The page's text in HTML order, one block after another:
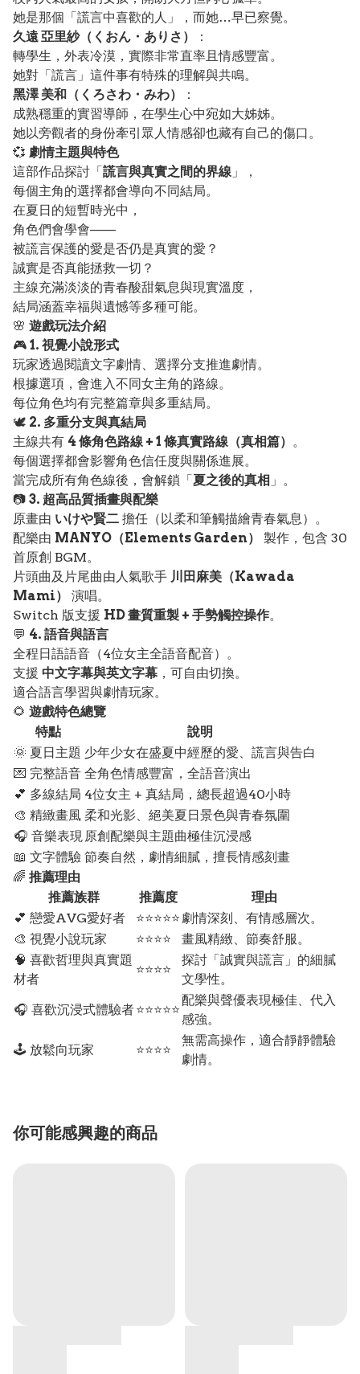
她是那個「謊言中喜歡的人」，而她…早已察覺。
久遠 亞里紗（くおん・ありさ）
：
轉學生，外表冷漠，實際非常直率且情感豐富。
她對「謊言」這件事有特殊的理解與共鳴。
黑澤 美和（くろさわ・みわ）
：
成熟穩重的實習導師，在學生心中宛如大姊姊。
她以旁觀者的身份牽引眾人情感卻也藏有自己的傷口。
💞 劇情主題與特色
這部作品探討「謊言與真實之間的界線 」，
每個主角的選擇都會導向不同結局。
在夏日的短暫時光中，
角色們會學會——
被謊言保護的愛是否仍是真實的愛？
誠實是否真能拯救一切？
主線充滿淡淡的青春酸甜氣息與現實溫度，
結局涵蓋幸福與遺憾等多種可能。
🌸 遊戲玩法介紹
🎮 1. 視覺小說形式
玩家透過閱讀文字劇情、選擇分支推進劇情。
根據選項，會進入不同女主角的路線。
每位角色均有完整篇章與多重結局。
🕊️ 2. 多重分支與真結局
主線共有 4 條角色路線 + 1 條真實路線（真相篇） 。
每個選擇都會影響角色信任度與關係進展。
當完成所有角色線後，會解鎖「夏之後的真相 」。
📷 3. 超高品質插畫與配樂
原畫由 いけや賢二 擔任（以柔和筆觸描繪青春氣息）。
配樂由 MANYO（Elements Garden）
製作，包含 30
首原創 BGM。
片頭曲及片尾曲由人氣歌手 川田麻美（Kawada
Mami）
演唱。
Switch 版支援 HD 畫質重製 + 手勢觸控操作。
💬 4. 語音與語言
全程日語語音（4位女主全語音配音）。
支援 中文字幕與英文字幕 ，可自由切換。
適合語言學習與劇情玩家。
🌻 遊戲特色總覽
特點
說明
🌞 夏日主題 少年少女在盛夏中經歷的愛、謊言與告白
💌 完整語音 全角色情感豐富，全語音演出
💕 多線結局 4位女主 + 真結局，總長超過40小時
🎨 精緻畫風 柔和光影、絕美夏日景色與青春氛圍
🎧 音樂表現原創配樂與主題曲極佳沉浸感
📖 文字體驗 節奏自然，劇情細膩，擅長情感刻畫
🌈 推薦理由
推薦族群
推薦度
理由
💕 戀愛AVG愛好者
⭐⭐⭐⭐⭐ 劇情深刻、有情感層次。
🎨 視覺小說玩家
⭐⭐⭐⭐
畫風精緻、節奏舒服。
🧠 喜歡哲理與真實題
材者
⭐⭐⭐⭐
探討「誠實與謊言」的細膩
文學性。
🎧 喜歡沉浸式體驗者⭐⭐⭐⭐⭐
配樂與聲優表現極佳、代入
感強。
🕹️ 放鬆向玩家
⭐⭐⭐⭐
無需高操作，適合靜靜體驗
劇情。
你可能感興趣的商品